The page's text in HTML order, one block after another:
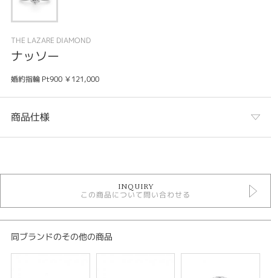
THE LAZARE DIAMOND
ナッソー
婚約指輪 Pt900 ￥121,000
商品仕様
婚約指輪
ラザールダイヤモンド 婚約指輪
紹介文
INQUIRY
この商品について問い合わせる
同ブランドのその他の商品